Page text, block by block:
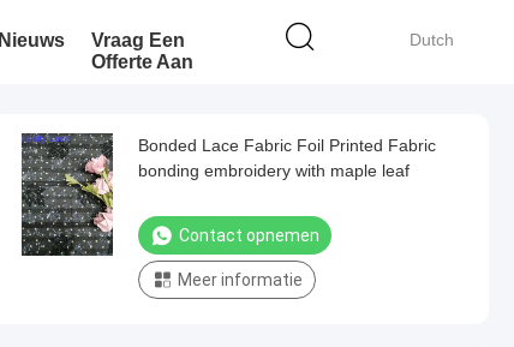
Dutch
Nieuws
Vraag Een
Offerte Aan
Bonded Lace Fabric Foil Printed Fabric
bonding embroidery with maple leaf
Contact opnemen
Meer informatie